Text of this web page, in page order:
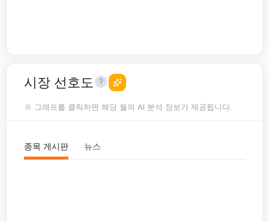
시장 선호도
※ 그래프를 클릭하면 해당 월의 AI 분석 정보가 제공됩니다.
종목 게시판 뉴스